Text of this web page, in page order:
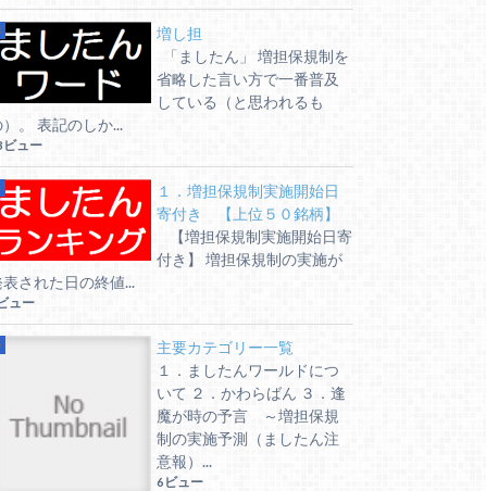
増し担
「ましたん」 増担保規制を
省略した言い方で一番普及
している（と思われるも
。 表記のしか...
ビュー
１．増担保規制実施開始日
寄付き 【上位５０銘柄】
【増担保規制実施開始日寄
付き】 増担保規制の実施が
された日の終値...
ュー
主要カテゴリー一覧
１．ましたんワールドにつ
いて ２．かわらばん ３．逢
魔が時の予言 ～増担保規
制の実施予測（ましたん注
意報）...
6ビュー